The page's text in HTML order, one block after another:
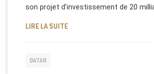
son projet d’investissement de 20
LIRE LA SUITELE QATAR VA INVESTIR
QATAR